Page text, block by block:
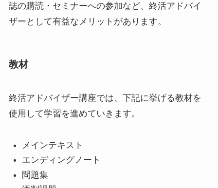
誌の購読・セミナーへの参加など、終活アドバイ
ザーとして有益なメリットがあります。
教材
終活アドバイザー講座では、下記に挙げる教材を
使用して学習を進めていきます。
メインテキスト
エンディングノート
問題集